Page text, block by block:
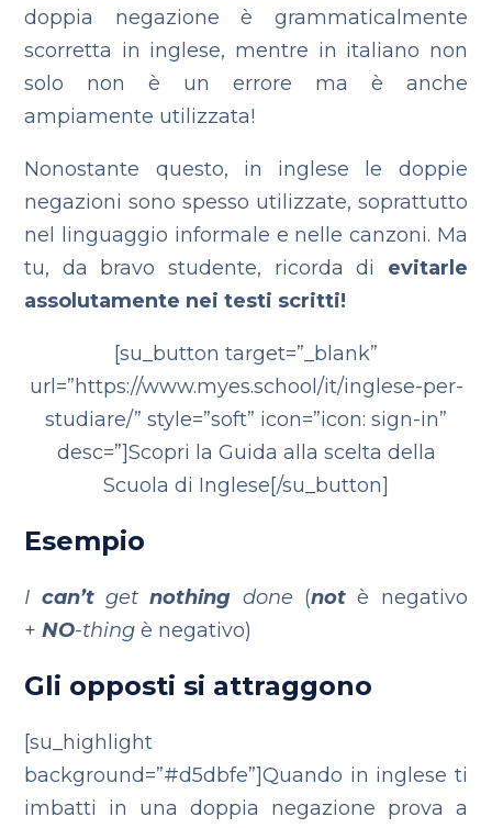
doppia negazione è grammaticalmente
scorretta in inglese, mentre in italiano non
solo non è un errore ma è anche
ampiamente utilizzata!
Nonostante questo, in inglese le doppie
negazioni sono spesso utilizzate, soprattutto
nel linguaggio informale e nelle canzoni. Ma
tu, da bravo studente, ricorda di evitarle
assolutamente nei testi scritti!
[su_button target=”_blank”
url=”https://www.myes.school/it/inglese-per-
studiare/” style=”soft” icon=”icon: sign-in”
desc=”]Scopri la Guida alla scelta della
Scuola di Inglese[/su_button]
Esempio
I can’tgetnothing done (notè negativo
+NO-thing è negativo)
Gli opposti si attraggono
[su_highlight
background=”#d5dbfe”]Quando in inglese ti
imbatti in una doppia negazione prova a